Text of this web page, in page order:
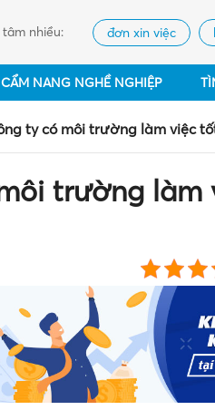
nhiều: đơn xin việc
CẨM NANG NGHỀ NGHIỆP
ty có môi trường làm việc
trường làm